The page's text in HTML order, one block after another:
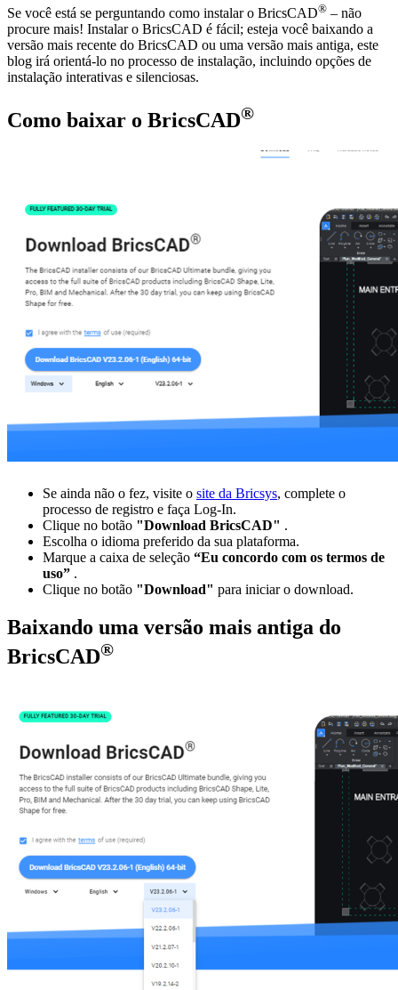
Se você está se perguntando como instalar o BricsCAD® – não
procure mais! Instalar o BricsCAD é fácil; esteja você baixando a
versão mais recente do BricsCAD ou uma versão mais antiga, este
blog irá orientá-lo no processo de instalação, incluindo opções de
instalação interativas e silenciosas.
Como baixar o BricsCAD®
Se ainda não o fez, visite o site da Bricsys, complete o
processo de registro e faça Log-In.
Clique no botão "Download BricsCAD" .
Escolha o idioma preferido da sua plataforma.
Marque a caixa de seleção “Eu concordo com os termos de
uso” .
Clique no botão "Download" para iniciar o download.
Baixando uma versão mais antiga do
BricsCAD®